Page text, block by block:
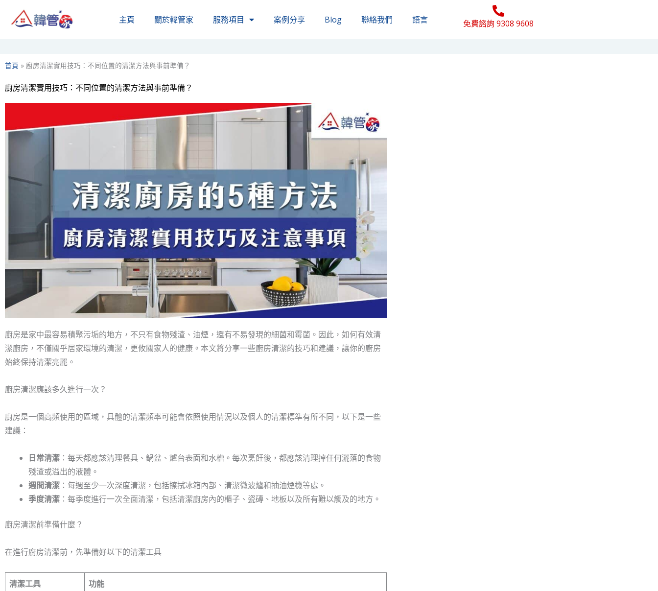
主頁 關於韓管家​ 服務項目 案例分享 Blog 聯絡我們 語言 免費諮詢 9308 9608
首頁 » 廚房清潔實用技巧：不同位置的清潔方法與事前準備？
廚房清潔實用技巧：不同位置的清潔方法與事前準備？
廚房是家中最容易積聚污垢的地方，不只有食物殘渣、油煙，還有不易發現的細菌和霉菌。因此，如何有效清
潔廚房，不僅關乎居家環境的清潔，更攸關家人的健康。本文將分享一些廚房清潔的技巧和建議，讓你的廚房
始終保持清潔亮麗。
廚房清潔應該多久進行一次？
廚房是一個高頻使用的區域，具體的清潔頻率可能會依照使用情況以及個人的清潔標準有所不同，以下是一些
建議：
日常清潔 ：每天都應該清理餐具、鍋盆、爐台表面和水槽。每次烹飪後，都應該清理掉任何灑落的食物
殘渣或溢出的液體。
週間清潔 ：每週至少一次深度清潔，包括擦拭冰箱內部、清潔微波爐和抽油煙機等處。
季度清潔 ：每季度進行一次全面清潔，包括清潔廚房內的櫃子、瓷磚、地板以及所有難以觸及的地方。
廚房清潔前準備什麼？
在進行廚房清潔前，先準備好以下的清潔工具
清潔工具 功能